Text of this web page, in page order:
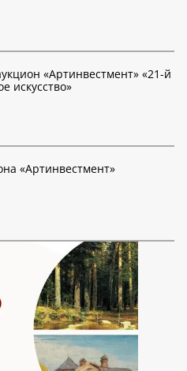
«Артинвестмент» «21-й
искусство»
«Артинвестмент»